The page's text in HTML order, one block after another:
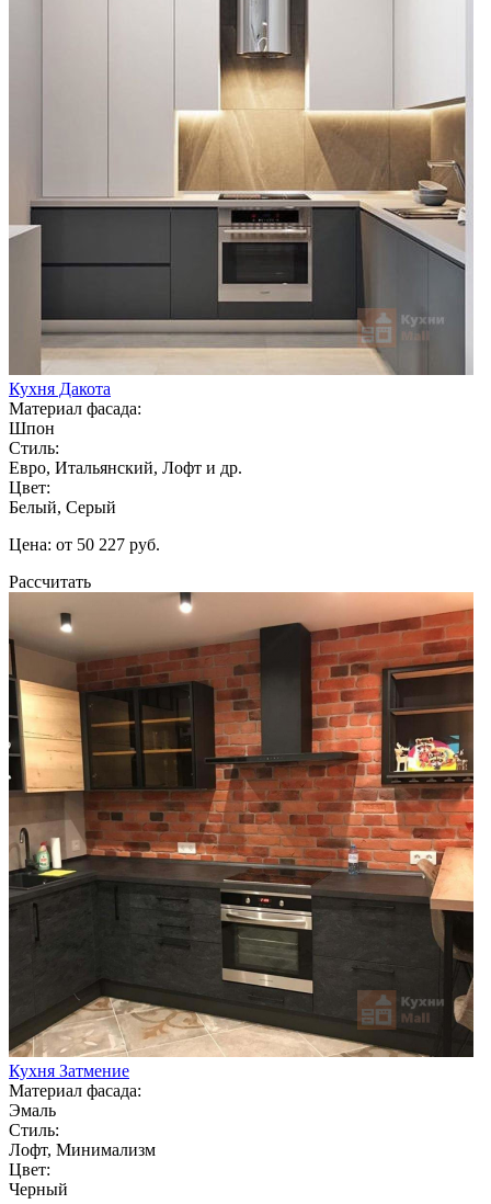
Кухня Дакота
Материал фасада:
Шпон
Стиль:
Евро, Итальянский, Лофт и др.
Цвет:
Белый, Серый
Цена: от 50 227 руб.
Рассчитать
Кухня Затмение
Материал фасада:
Эмаль
Стиль:
Лофт, Минимализм
Цвет:
Черный